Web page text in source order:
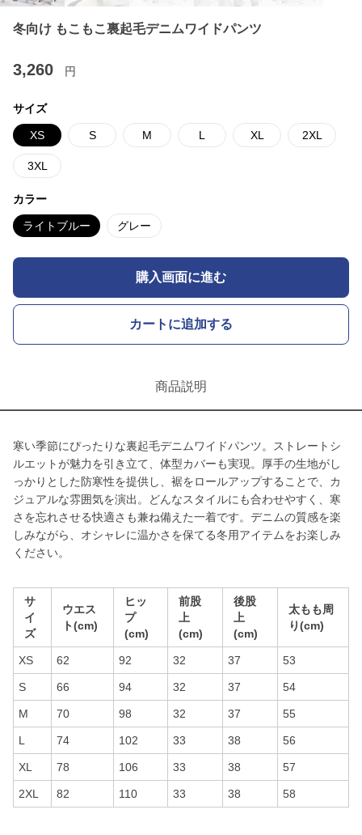
冬向け もこもこ裏起毛デニムワイドパンツ
3,260 円
サイズ
XS S M L XL 2XL
3XL
カラー
ライトブルー グレー
購入画面に進む
カートに追加する
商品説明
寒い季節にぴったりな裏起毛デニムワイドパンツ。ストレートシ
ルエットが魅力を引き立て、体型カバーも実現。厚手の生地がし
っかりとした防寒性を提供し、裾をロールアップすることで、カ
ジュアルな雰囲気を演出。どんなスタイルにも合わせやすく、寒
さを忘れさせる快適さも兼ね備えた一着です。デニムの質感を楽
しみながら、オシャレに温かさを保てる冬用アイテムをお楽しみ
ください。
サ
イ
ズ
ウエス
ト(cm)
ヒッ
プ
(cm)
前股
上
(cm)
後股
上
(cm)
太もも周
り(cm)
XS 62 92 32 37 53
S 66 94 32 37 54
M 70 98 32 37 55
L 74 102 33 38 56
XL 78 106 33 38 57
2XL 82 110 33 38 58